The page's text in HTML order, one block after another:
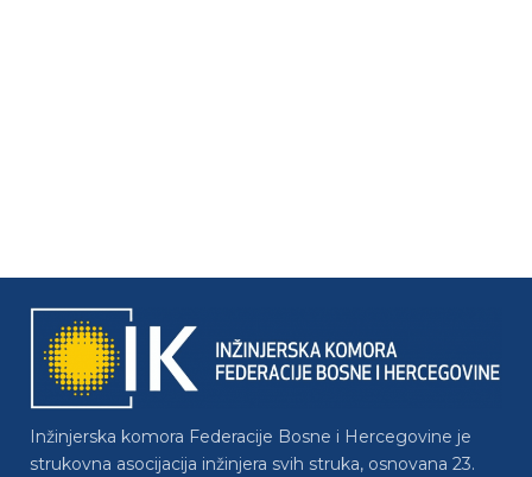
Inžinjerska komora Federacije Bosne i Hercegovine je
strukovna asocijacija inžinjera svih struka, osnovana 23.